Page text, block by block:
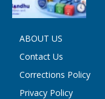
ABOUT US
Contact Us
Corrections Policy
Privacy Policy